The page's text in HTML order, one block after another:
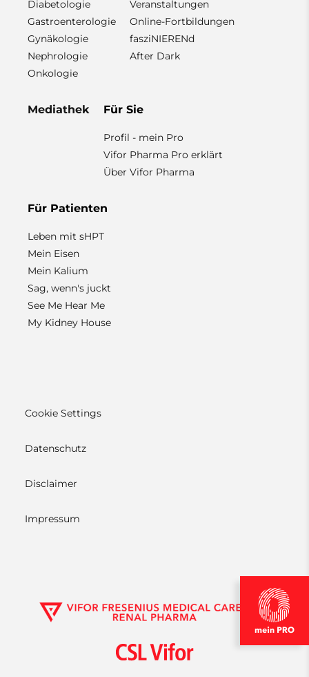
Diabetologie
Gastroenterologie
Gynäkologie
Nephrologie
Onkologie
Veranstaltungen
Online-Fortbildungen
fasziNIERENd
After Dark
Mediathek Für Sie
Profil - mein Pro
Vifor Pharma Pro erklärt
Über Vifor Pharma
Für Patienten
Leben mit sHPT
Mein Eisen
Mein Kalium
Sag, wenn's juckt
See Me Hear Me
My Kidney House
Cookie Settings
Datenschutz
Disclaimer
Impressum